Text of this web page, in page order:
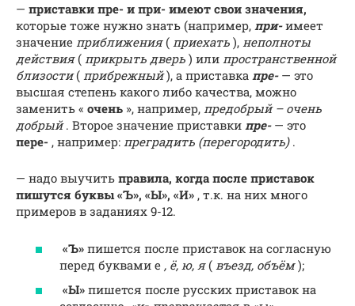
— приставки пре- и при- имеют свои значения,
которые тоже нужно знать (например, при-имеет
значение приближения( приехать ), неполноты
действия( прикрыть дверь ) или пространственной
близости( прибрежный), а приставка пре-— это
высшая степень какого либо качества, можно
заменить « очень », например, предобрый – очень
добрый. Второе значение приставки пре-— это
пере- , например: преградить (перегородить).
— надо выучить правила, когда после приставок
пишутся буквы «Ъ», «Ы», «И» , т.к. на них много
примеров в заданиях 9-12.
«Ъ» пишется после приставок на согласную
перед буквами е , ё, ю, я( въезд, объём);
«Ы» пишется после русских приставок на